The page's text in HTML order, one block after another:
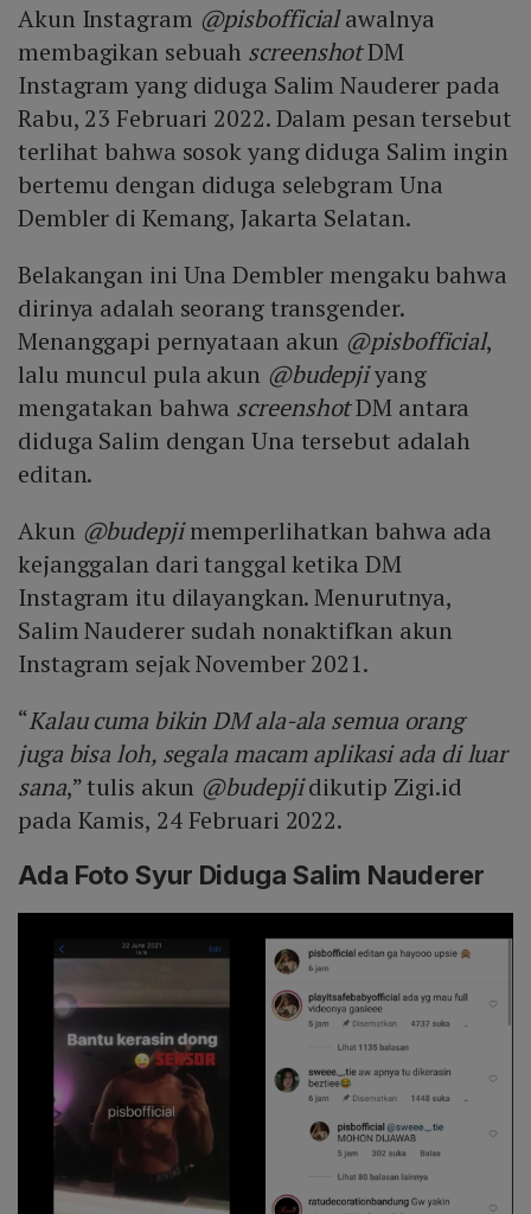
Akun Instagram @pisbofficialawalnya
membagikan sebuah screenshotDM
Instagram yang diduga Salim Nauderer pada
Rabu, 23 Februari 2022. Dalam pesan tersebut
terlihat bahwa sosok yang diduga Salim ingin
bertemu dengan diduga selebgram Una
Dembler di Kemang, Jakarta Selatan.
Belakangan ini Una Dembler mengaku bahwa
dirinya adalah seorang transgender.
Menanggapi pernyataan akun @pisbofficial,
lalu muncul pula akun @budepjiyang
mengatakan bahwa screenshotDM antara
diduga Salim dengan Una tersebut adalah
editan.
Akun @budepjimemperlihatkan bahwa ada
kejanggalan dari tanggal ketika DM
Instagram itu dilayangkan. Menurutnya,
Salim Nauderer sudah nonaktifkan akun
Instagram sejak November 2021.
“Kalau cuma bikin DM ala-ala semua orang
juga bisa loh, segala macam aplikasi ada di luar
sana,” tulis akun @budepjidikutip Zigi.id
pada Kamis, 24 Februari 2022.
Ada Foto Syur Diduga Salim Nauderer